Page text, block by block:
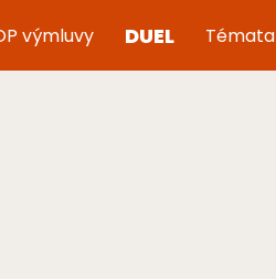
výmluvy DUEL Témata